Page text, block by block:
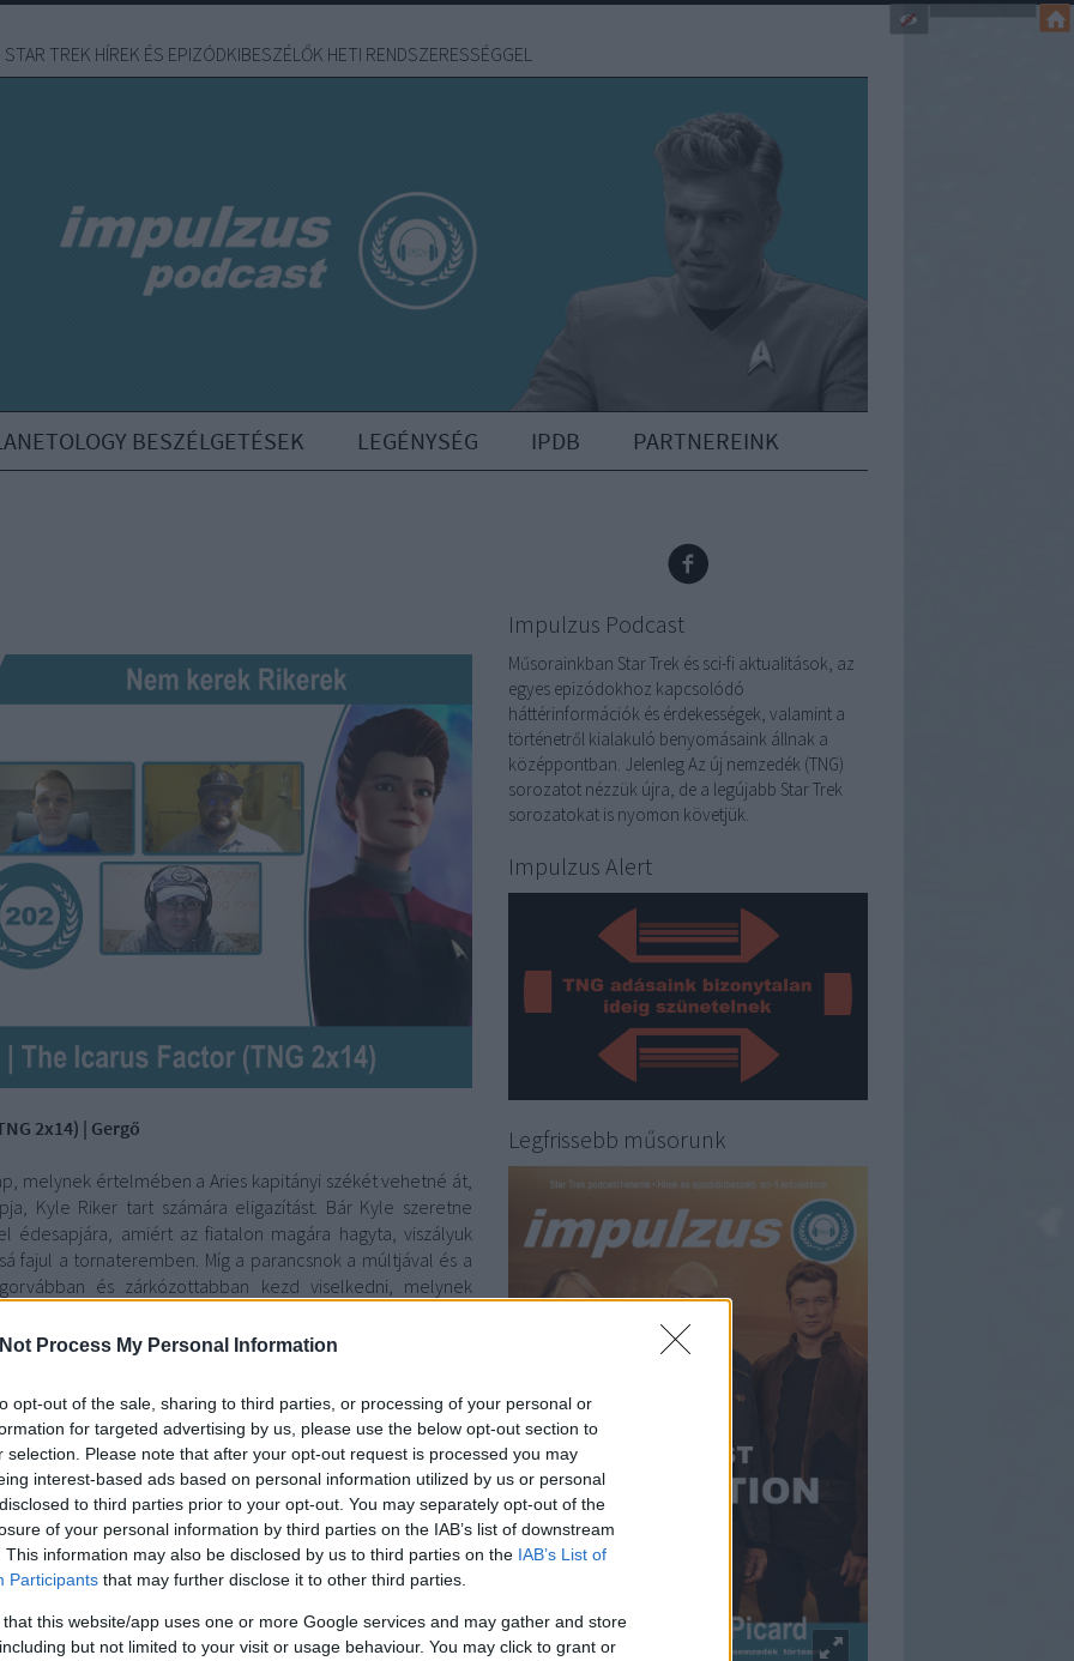
Process My Personal Information
opt-out of the sale, sharing to third parties, or processing of your personal or
for targeted advertising by us, please use the below opt-out section to
selection. Please note that after your opt-out request is processed you may
interest-based ads based on personal information utilized by us or personal
to third parties prior to your opt-out. You may separately opt-out of the
of your personal information by third parties on the IAB’s list of downstream
This information may also be disclosed by us to third parties on the IAB’s List of
Participants that may further disclose it to other third parties.
that this website/app uses one or more Google services and may gather and store
but not limited to your visit or usage behaviour. You may click to grant or
STAR TREK HÍREK ÉS EPIZÓDKIBESZÉLŐK HETI RENDSZERESSÉGGEL
BESZÉLGETÉSEK LEGÉNYSÉG IPDB PARTNEREINK
2x14) | Gergő
melynek értelmében a Aries kapitányi székét vehetné át,
Kyle Riker tart számára eligazítást. Bár Kyle szeretne
édesapjára, amiért az fiatalon magára hagyta, viszályuk
fajul a tornateremben. Míg a parancsnok a múltjával és a
és zárkózottabban kezd viselkedni, melynek
áll. Aktuális adásunk témája ’Az Ikarosz-tényező’ című
Impulzus Podcast
Műsorainkban Star Trek és sci-fi aktualitások, az
egyes epizódokhoz kapcsolódó
háttérinformációk és érdekességek, valamint a
történetről kialakuló benyomásaink állnak a
középpontban. Jelenleg Az új nemzedék (TNG)
sorozatot nézzük újra, de a legújabb Star Trek
sorozatokat is nyomon követjük.
Impulzus Alert
Legfrissebb műsorunk